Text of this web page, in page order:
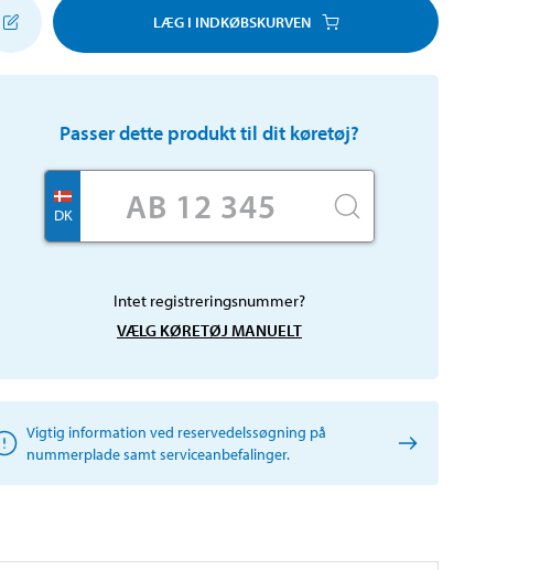
LÆG I INDKØBSKURVEN
Passer dette produkt til dit køretøj?
DK
Intet registreringsnummer?
VÆLG KØRETØJ MANUELT
Vigtig information ved reservedelssøgning på
nummerplade samt serviceanbefalinger.